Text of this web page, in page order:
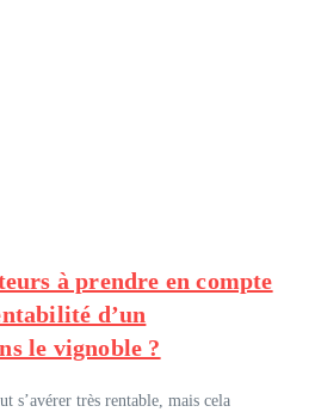
à prendre en compte
d’un
le vignoble ?
s’avérer très rentable, mais cela